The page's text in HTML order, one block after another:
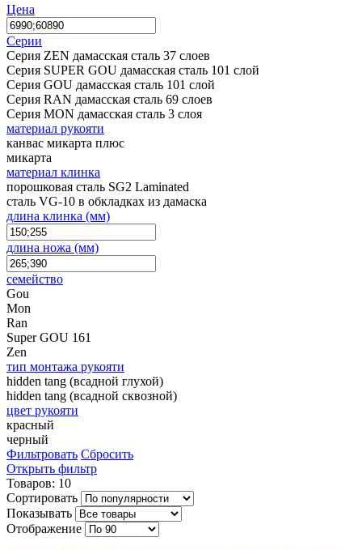
Цена
Серии
Серия ZEN дамасская сталь 37 слоев
Серия SUPER GOU дамасская сталь 101 слой
Серия GOU дамасская сталь 101 слой
Серия RAN дамасская сталь 69 слоев
Серия MON дамасская сталь 3 слоя
материал рукояти
канвас микарта плюс
микарта
материал клинка
порошковая сталь SG2 Laminated
сталь VG-10 в обкладках из дамаска
длина клинка (мм)
длина ножа (мм)
семейство
Gou
Mon
Ran
Super GOU 161
Zen
тип монтажа рукояти
hidden tang (всадной глухой)
hidden tang (всадной сквозной)
цвет рукояти
красный
черный
Фильтровать Сбросить
Открыть фильтр
Товаров: 10
Сортировать
Показывать
Отображение